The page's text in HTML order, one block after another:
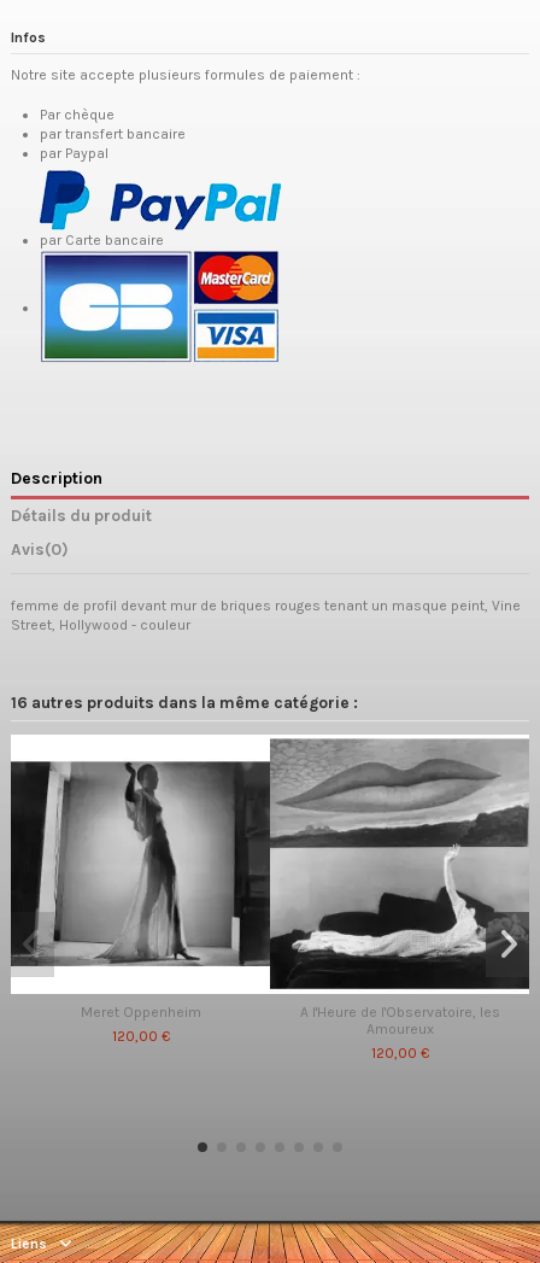
Infos
Notre site accepte plusieurs formules de paiement :
Par chèque
par transfert bancaire
par Paypal
par Carte bancaire
Description
Détails du produit
Avis(0)
femme de profil devant mur de briques rouges tenant un masque peint, Vine
Street, Hollywood - couleur
16 autres produits dans la même catégorie :
Meret Oppenheim
120,00 €
A l'Heure de l'Observatoire, les
Amoureux
120,00 €
Liens